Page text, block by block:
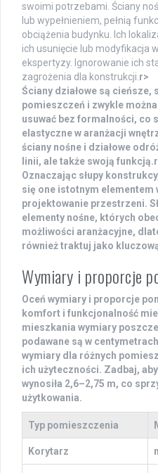
swoimi potrzebami. Ściany
lub wypełnieniem, pełnią
obciążenia budynku. Ich
ich usunięcie lub modyfikacja
ekspertyzy. Ignorowanie ich
zagrożenia dla konstrukcji. r>
Ściany działowe są cieńsze,
pomieszczeń i zwykle
usuwać bez formalności, co
elastyczne w aranżacji
ściany nośne i działowe
linii, ale także swoją funkcją.
Oznaczając słupy
się one istotnym elementem
projektowanie przestrzeni.
elementy nośne, których
możliwości aranżacyjne,
również traktuj jako
Wymiary i proporcje
Oceń wymiary i proporcje
komfort i funkcjonalność
mieszkania wymiary
podawane są w
wymiary dla różnych
ich użyteczności. Zadbaj,
wynosiła 2,6–2,75 m, co
użytkowania.
Typ pomieszczenia
Korytarz